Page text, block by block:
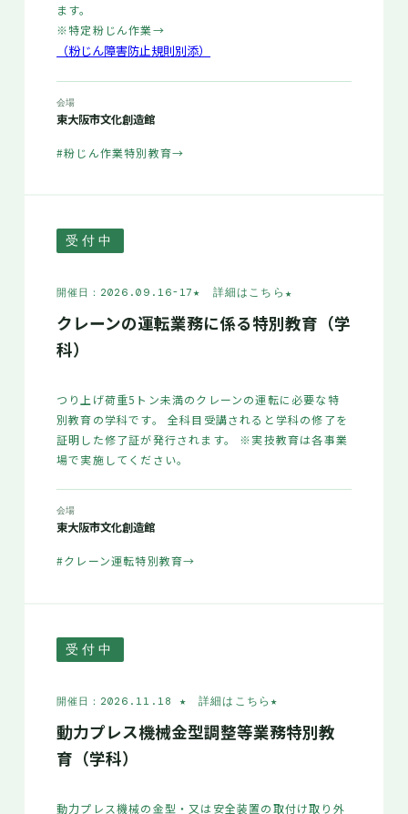
ます。
※特定粉じん作業→
（粉じん障害防止規則別添）
会場
東大阪市文化創造館
#粉じん作業特別教育→
受付中
開催日：2026.09.16-17★ 詳細はこちら★
クレーンの運転業務に係る特別教育（学
科）
つり上げ荷重5トン未満のクレーンの運転に必要な特
別教育の学科です。 全科目受講されると学科の修了を
証明した修了証が発行されます。 ※実技教育は各事業
場で実施してください。
会場
東大阪市文化創造館
#クレーン運転特別教育→
受付中
開催日：2026.11.18 ★ 詳細はこちら★
動力プレス機械金型調整等業務特別教
育（学科）
動力プレス機械の金型・又は安全装置の取付け取り外